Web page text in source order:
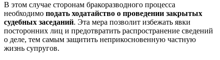
В этом случае сторонам бракоразводного процесса
необходимо подать ходатайство о проведении закрытых
судебных заседаний. Эта мера позволит избежать явки
посторонних лиц и предотвратить распространение сведений
о деле, тем самым защитить неприкосновенную частную
жизнь супругов.